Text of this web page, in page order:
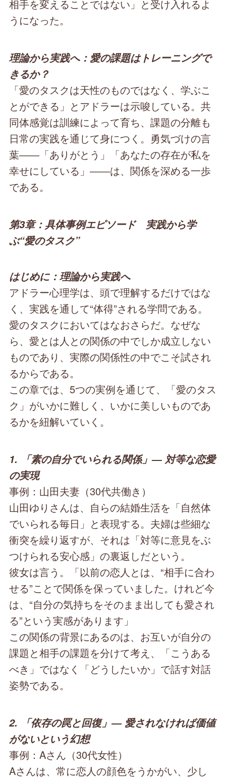
相手を変えることではない」と受け入れるよ
うになった。
理論から実践へ：愛の課題はトレーニングで
きるか？
「愛のタスクは天性のものではなく、学ぶこ
とができる」とアドラーは示唆している。共
同体感覚は訓練によって育ち、課題の分離も
日常の実践を通じて身につく。勇気づけの言
葉――「ありがとう」「あなたの存在が私を
幸せにしている」――は、関係を深める一歩
である。
第3章：具体事例エピソード 実践から学
ぶ“愛のタスク”
はじめに：理論から実践へ
アドラー心理学は、頭で理解するだけではな
く、実践を通して“体得”される学問である。
愛のタスクにおいてはなおさらだ。なぜな
ら、愛とは人との関係の中でしか成立しない
ものであり、実際の関係性の中でこそ試され
るからである。
この章では、5つの実例を通じて、「愛のタス
ク」がいかに難しく、いかに美しいものであ
るかを紐解いていく。
1. 「素の自分でいられる関係」― 対等な恋愛
の実現
事例：山田夫妻（30代共働き）
山田ゆりさんは、自らの結婚生活を「自然体
でいられる毎日」と表現する。夫婦は些細な
衝突を繰り返すが、それは「対等に意見をぶ
つけられる安心感」の裏返しだという。
彼女は言う。「以前の恋人とは、“相手に合わ
せる”ことで関係を保っていました。けれど今
は、“自分の気持ちをそのまま出しても愛され
る”という実感があります」
この関係の背景にあるのは、お互いが自分の
課題と相手の課題を分けて考え、「こうある
べき」ではなく「どうしたいか」で話す対話
姿勢である。
2. 「依存の罠と回復」― 愛されなければ価値
がないという幻想
事例：Aさん（30代女性）
Aさんは、常に恋人の顔色をうかがい、少し